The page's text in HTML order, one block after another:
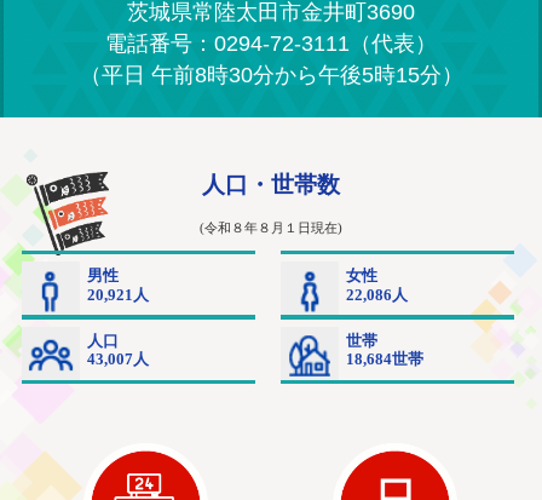
茨城県常陸太田市金井町3690
電話番号：0294-72-3111（代表）
（平日 午前8時30分から午後5時15分）